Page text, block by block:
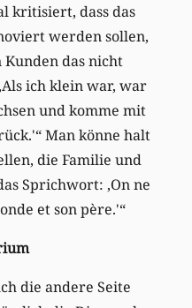
kritisiert, dass das
werden sollen,
das nicht
ich klein war, war
und komme mit
Man könne halt
die Familie und
Sprichwort: ‚On ne
et son père.'“
die andere Seite